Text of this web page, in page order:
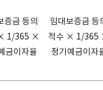
증금 등의
1/365 ×
금이자율
임대보증금 등
적수 × 1/365
정기예금이자